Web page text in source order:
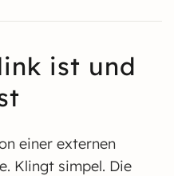
ist und
einer externen
Klingt simpel. Die